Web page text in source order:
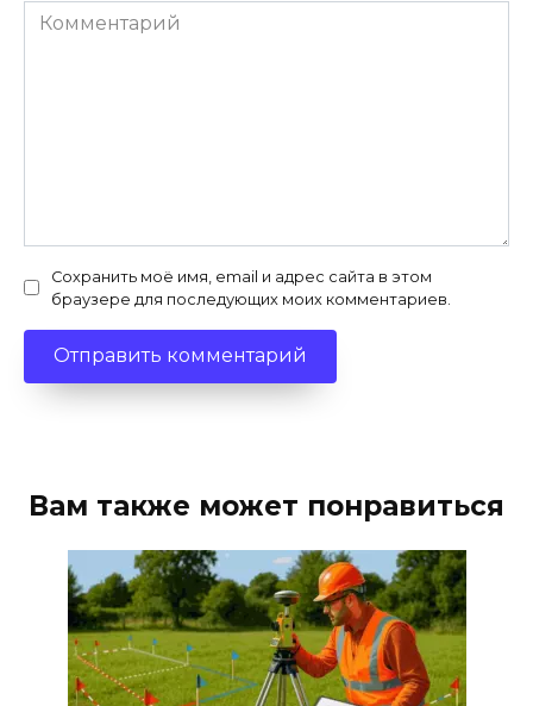
Комментарий
Сохранить моё имя, email и адрес сайта в этом
браузере для последующих моих комментариев.
Вам также может понравиться